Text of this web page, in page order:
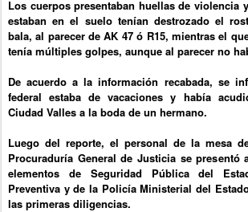
Los cuerpos presentaban huellas de violencia
estaban en el suelo tenían destrozado el
bala, al parecer de AK 47 ó R15, mientras el
tenía múltiples golpes, aunque al parecer no
De acuerdo a la información recabada, se
federal estaba de vacaciones y había
Ciudad Valles a la boda de un hermano.
Luego del reporte, el personal de la mesa
Procuraduría General de Justicia se
elementos de Seguridad Pública del
Preventiva y de la Policía Ministerial del
las primeras diligencias.